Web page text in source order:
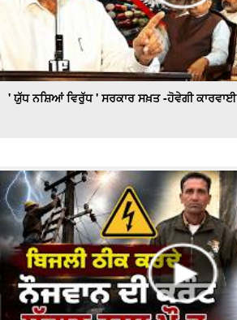
' ਯੁੱਧ ਨਸ਼ਿਆਂ ਵਿਰੁੱਧ ' ਸਰਕਾਰ ਸਖ਼ਤ -ਹੋਵੇਗੀ ਕਾਰਵਾਈ